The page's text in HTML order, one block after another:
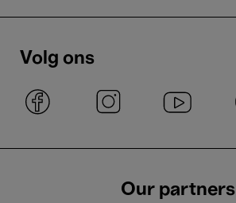
Volg ons
Our partners